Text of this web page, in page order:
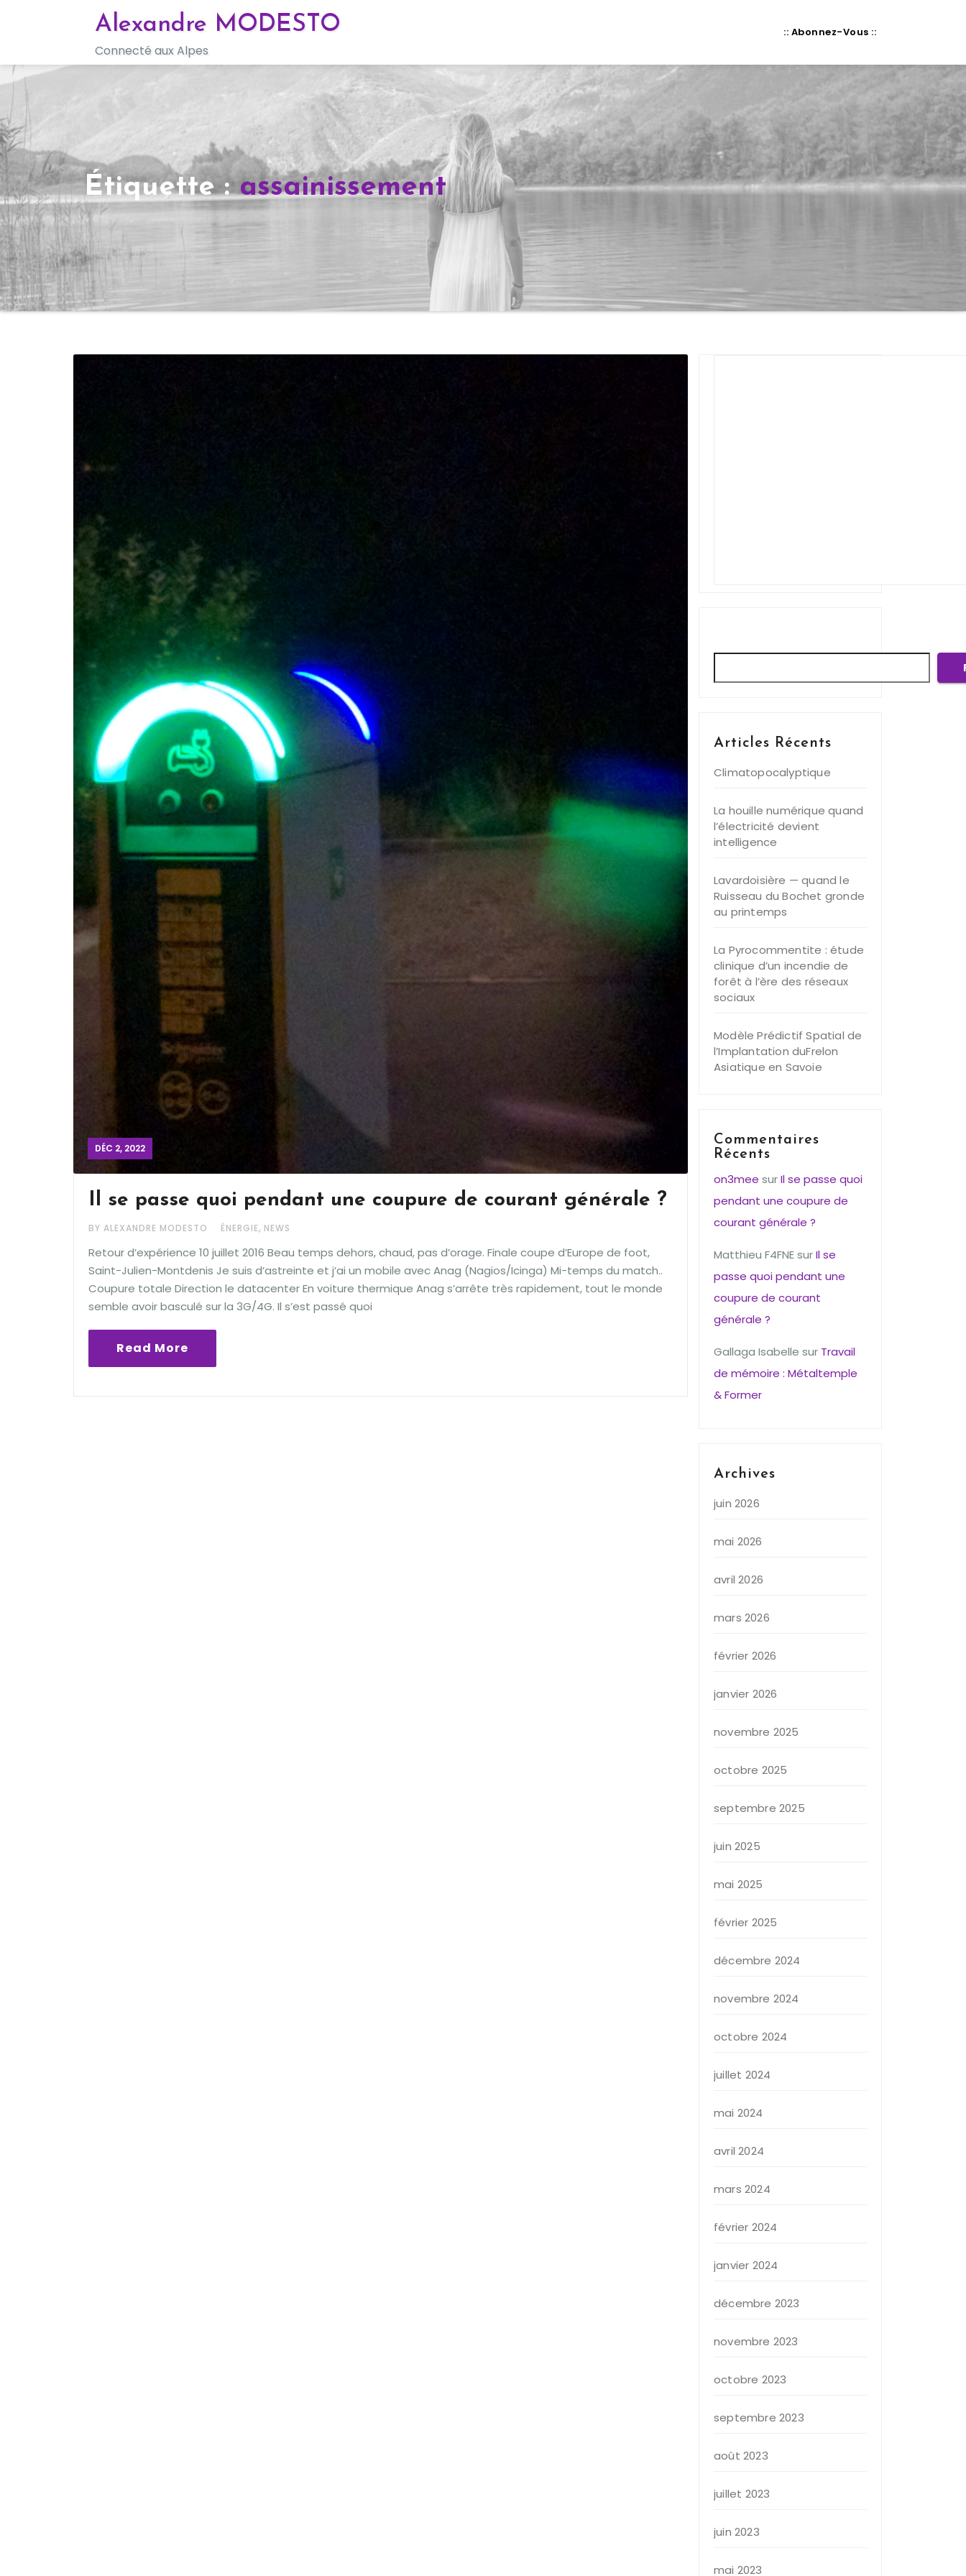
Alexandre MODESTO
Connecté aux Alpes
:: Abonnez-Vous ::
Étiquette :assainissement
DÉC 2, 2022
Il se passe quoi pendant une coupure de courant générale ?
BY ALEXANDRE MODESTO ÉNERGIE, NEWS
Retour d’expérience 10 juillet 2016 Beau temps dehors, chaud, pas d’orage. Finale coupe d’Europe de foot,
Saint-Julien-Montdenis Je suis d’astreinte et j’ai un mobile avec Anag (Nagios/Icinga) Mi-temps du match..
Coupure totale Direction le datacenter En voiture thermique Anag s’arrête très rapidement, tout le monde
semble avoir basculé sur la 3G/4G. Il s’est passé quoi
Read More
Articles Récents
Climatopocalyptique
La houille numérique quand
l’électricité devient
intelligence
Lavardoisière — quand le
Ruisseau du Bochet gronde
au printemps
La Pyrocommentite : étude
clinique d’un incendie de
forêt à l’ère des réseaux
sociaux
Modèle Prédictif Spatial de
l’Implantation duFrelon
Asiatique en Savoie
Commentaires
Récents
on3mee surIl se passe quoi
pendant une coupure de
courant générale ?
Matthieu F4FNEsurIl se
passe quoi pendant une
coupure de courant
générale ?
Gallaga Isabelle sur Travail
de mémoire : Métaltemple
& Former
Archives
juin 2026
mai 2026
avril 2026
mars 2026
février 2026
janvier 2026
novembre 2025
octobre 2025
septembre 2025
juin 2025
mai 2025
février 2025
décembre 2024
novembre 2024
octobre 2024
juillet 2024
mai 2024
avril 2024
mars 2024
février 2024
janvier 2024
décembre 2023
novembre 2023
octobre 2023
septembre 2023
août 2023
juillet 2023
juin 2023
mai 2023